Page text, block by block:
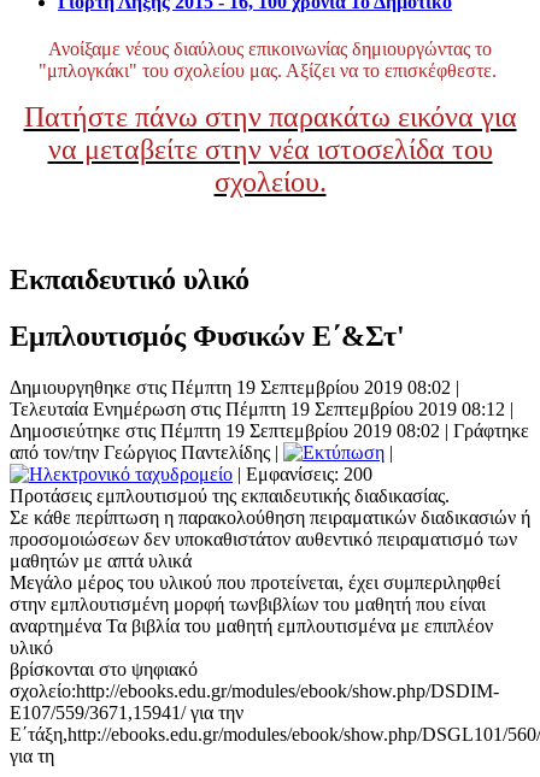
Ανοίξαμε νέους διαύλους επικοινωνίας δημιουργώντας το
"μπλογκάκι" του σχολείου μας. Αξίζει να το επισκέφθεστε.
Πατήστε πάνω στην παρακάτω εικόνα για
να μεταβείτε στην νέα ιστοσελίδα του
σχολείου.
Εκπαιδευτικό υλικό
Εμπλουτισμός Φυσικών Ε΄&Στ'
Δημιουργηθηκε στις Πέμπτη 19 Σεπτεμβρίου 2019 08:02 |
Τελευταία Ενημέρωση στις Πέμπτη 19 Σεπτεμβρίου 2019 08:12 |
Δημοσιεύτηκε στις Πέμπτη 19 Σεπτεμβρίου 2019 08:02 | Γράφτηκε
από τον/την Γεώργιος Παντελίδης |
|
| Εμφανίσεις: 200
Προτάσεις εμπλουτισμού της εκπαιδευτικής διαδικασίας.
Σε κάθε περίπτωση η παρακολούθηση πειραματικών διαδικασιών ή
προσομοιώσεων δεν υποκαθιστάτον αυθεντικό πειραματισμό των
μαθητών με απτά υλικά
Μεγάλο μέρος του υλικού που προτείνεται, έχει συμπεριληφθεί
στην εμπλουτισμένη μορφή τωνβιβλίων του μαθητή που είναι
αναρτημένα Τα βιβλία του μαθητή εμπλουτισμένα με επιπλέον
υλικό
βρίσκονται στο ψηφιακό
σχολείο:http://ebooks.edu.gr/modules/ebook/show.php/DSDIM-
E107/559/3671,15941/ για την
Ε΄τάξη,http://ebooks.edu.gr/modules/ebook/show.php/DSGL101/
για τη